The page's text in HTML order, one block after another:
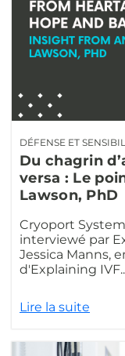
DÉFENSE ET
Du chagrin
versa : Le
Lawson, PhD
Cryoport
interviewé par
Jessica Manns,
d'Explaining
Lire la suite